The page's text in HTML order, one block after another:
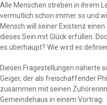
Alle Menschen streben in ihrem
vermutlich schon immer so und
Mensch will seiner Existenz
dieses Sein mit Glück erfüllen.
es überhaupt? Wie wird es
Diesen Fragestellungen näherte
Geiger, der als freischaffender
zusammen mit seinen
Gemeindehaus in einem Vortrag.